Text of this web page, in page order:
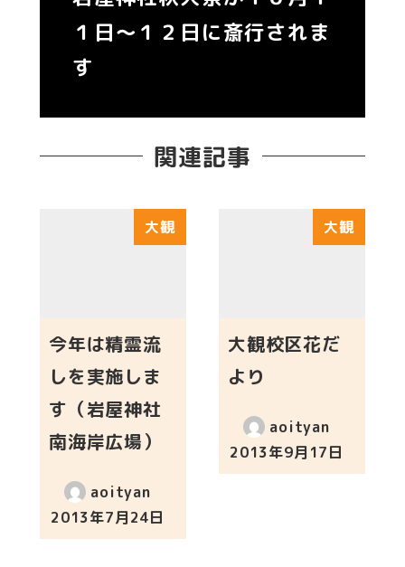
１日～１２日に斎行されま
す
関連記事
大観
今年は精霊流
しを実施しま
す（岩屋神社
南海岸広場）
aoityan
投稿日
2013年7月24日
大観
大観校区花だ
より
aoityan
投稿日
2013年9月17日